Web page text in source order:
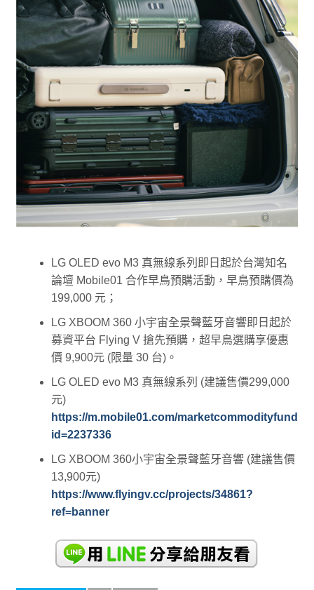
LG OLED evo M3 真無線系列即日起於台灣知名
論壇 Mobile01 合作早鳥預購活動，早鳥預購價為
199,000 元；
LG XBOOM 360 小宇宙全景聲藍牙音響即日起於
募資平台 Flying V 搶先預購，超早鳥選購享優惠
價 9,900元 (限量 30 台)。
LG OLED evo M3 真無線系列 (建議售價299,000
元)
https://m.mobile01.com/
id=2237336
LG XBOOM 360小宇宙全景聲藍牙音響 (建議售價
13,900元)
https://www.flyingv.cc/projects/34861?
ref=banner